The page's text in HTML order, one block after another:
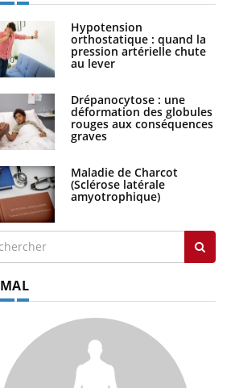
métabolique : quels sont
exercices physiques ?
Hypotension
orthostatique : quand la
pression artérielle chute
au lever
Drépanocytose : une
déformation des globules
rouges aux conséquences
graves
Maladie de Charcot
(Sclérose latérale
amyotrophique)